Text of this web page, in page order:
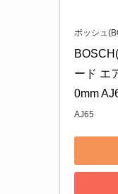
ボッシュ
ード エ
0mm
AJ65